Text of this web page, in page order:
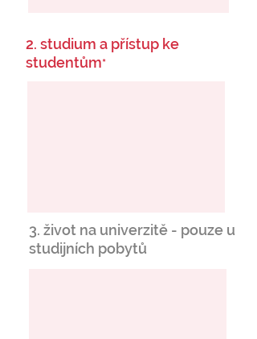
2. studium a přístup ke
studentům*
3. život na univerzitě - pouze u
studijních pobytů